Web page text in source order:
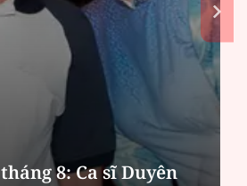
8: Ca sĩ Duyên